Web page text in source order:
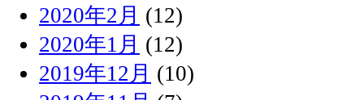
2020年2月 (12)
2020年1月 (12)
2019年12月 (10)